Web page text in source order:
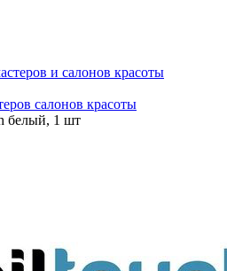
и салонов красоты
салонов красоты
белый, 1 шт